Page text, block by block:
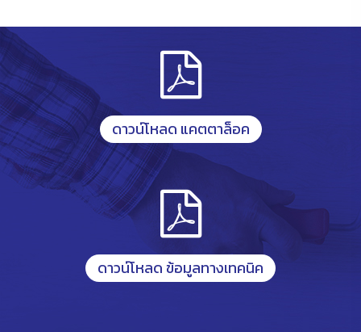
ดาวน์โหลด แคตตาล็อค
ดาวน์โหลด ข้อมูลทางเทคนิค